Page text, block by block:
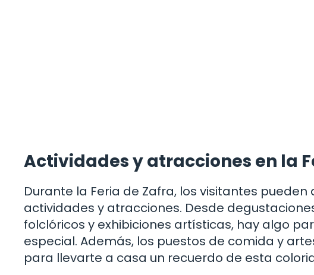
Actividades y atracciones en la
Durante la Feria de Zafra, los visitantes
actividades y atracciones. Desde
folclóricos y exhibiciones artísticas, hay algo
especial. Además, los puestos de comida y
para llevarte a casa un recuerdo de esta